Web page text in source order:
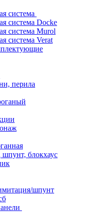
система
система Docke
система Murol
система Verat
перила
блокхаус
шпунт